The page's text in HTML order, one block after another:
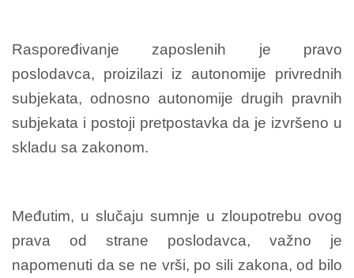
Raspoređivanje zaposlenih je pravo
poslodavca, proizilazi iz autonomije privrednih
subjekata, odnosno autonomije drugih pravnih
subjekata i postoji pretpostavka da je izvršeno u
skladu sa zakonom.
Međutim, u slučaju sumnje u zloupotrebu ovog
prava od strane poslodavca, važno je
napomenuti da se ne vrši, po sili zakona, od bilo